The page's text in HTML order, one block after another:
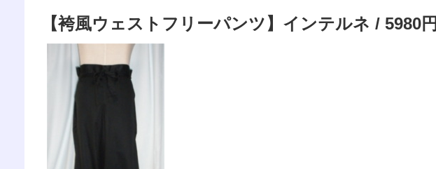
【袴風ウェストフリーパンツ】インテルネ / 5980円